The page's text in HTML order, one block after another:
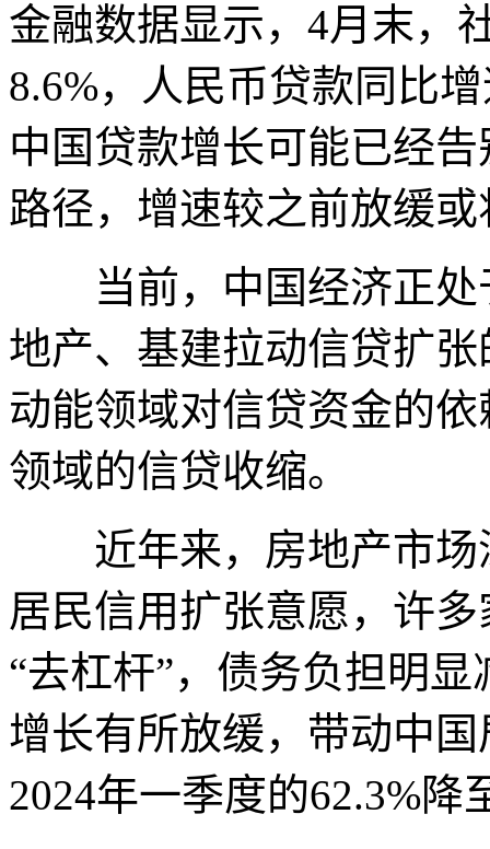
金融数据显示，4月末，
8.6%，人民币贷款同比
中国贷款增长可能已经
路径，增速较之前放缓
当前，中国经济正处
地产、基建拉动信贷扩
动能领域对信贷资金的
领域的信贷收缩。
近年来，房地产市场
居民信用扩张意愿，许
“去杠杆”，债务负担明
增长有所放缓，带动中
2024年一季度的62.3%降